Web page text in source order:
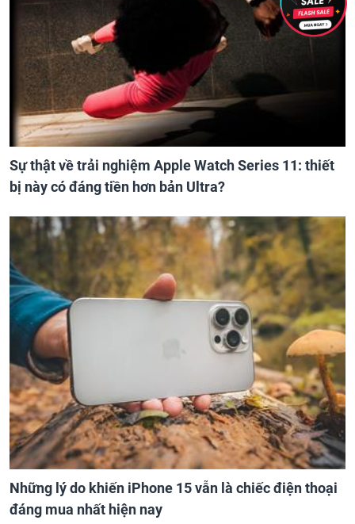
Sự thật về trải nghiệm Apple Watch Series 11: thiết
bị này có đáng tiền hơn bản Ultra?
Những lý do khiến iPhone 15 vẫn là chiếc điện thoại
đáng mua nhất hiện nay